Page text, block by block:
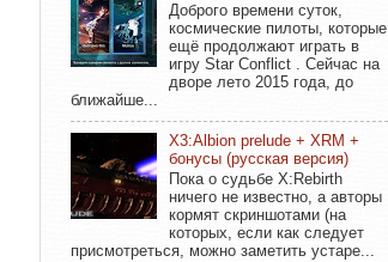
Доброго времени суток,
космические пилоты, которые
ещё продолжают играть в
игру Star Conflict . Сейчас на
дворе лето 2015 года, до
ближайше...
X3:Albion prelude + XRM +
бонусы (русская версия)
Пока о судьбе X:Rebirth
ничего не известно, а авторы
кормят скриншотами (на
которых, если как следует
присмотреться, можно заметить устаре...